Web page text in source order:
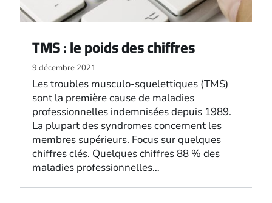
TMS : le poids des chiffres
9 décembre 2021
Les troubles musculo-squelettiques (TMS)
sont la première cause de maladies
professionnelles indemnisées depuis 1989.
La plupart des syndromes concernent les
membres supérieurs. Focus sur quelques
chiffres clés. Quelques chiffres 88 % des
maladies professionnelles…